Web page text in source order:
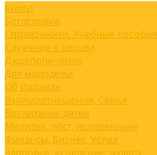
Книги
Богословие
Справочники, Учебные пособия
Служение в церкви
Душепопечение
Для молодежи
Об Израиле
Взаимоотношения, Cемья
Воспитание детей
Молитва, пост, исповедание
Финансы, Бизнес, Успех